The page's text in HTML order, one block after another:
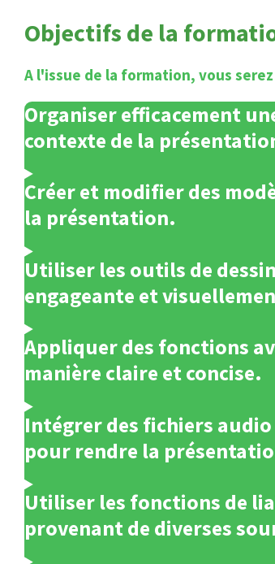
Objectifs de la
A l'issue de la formation, vous
Organiser efficacement
contexte de la
Créer et modifier des
la présentation.
Utiliser les outils de
engageante et
Appliquer des fonctions
manière claire et concise.
Intégrer des fichiers
pour rendre la
Utiliser les fonctions de
provenant de diverses